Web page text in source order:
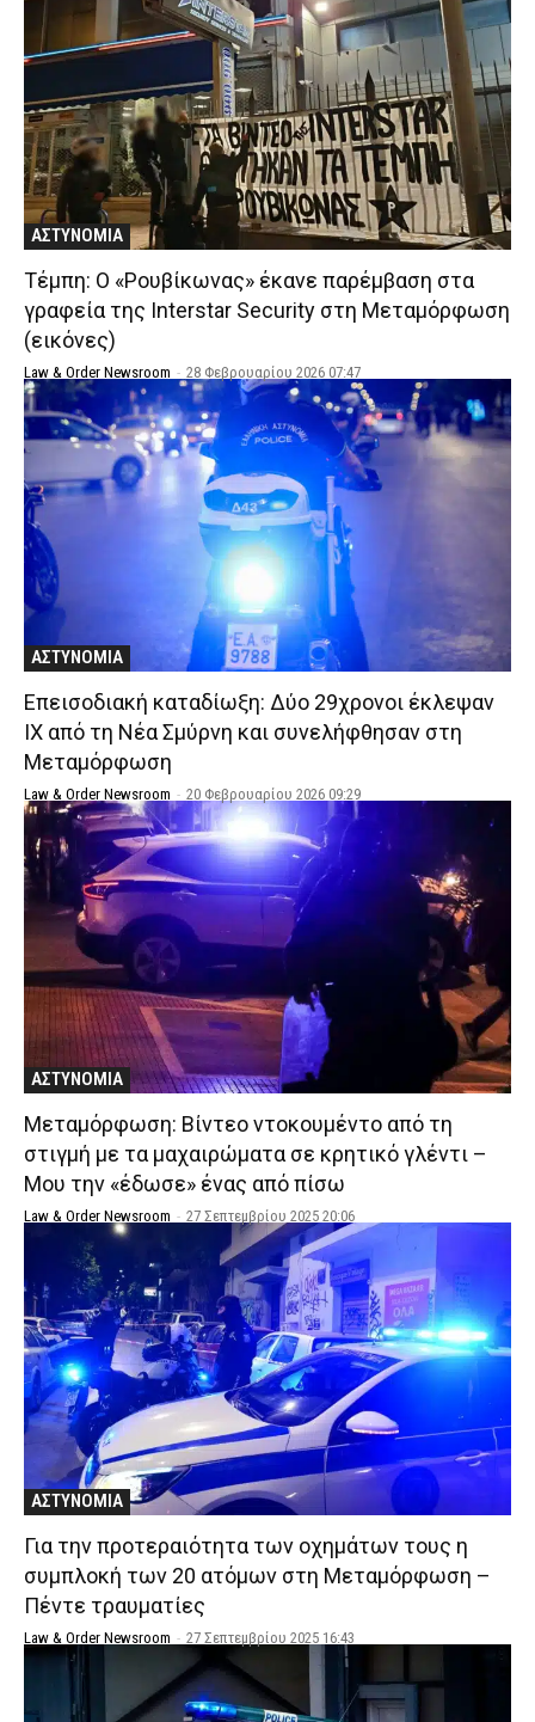
ΑΣΤΥΝΟΜΙΑ
Τέμπη: O «Ρουβίκωνας» έκανε παρέμβαση στα
γραφεία της Interstar Security στη Μεταμόρφωση
(εικόνες)
Law & Order Newsroom - 28 Φεβρουαρίου 2026 07:47
ΑΣΤΥΝΟΜΙΑ
Επεισοδιακή καταδίωξη: Δύο 29χρονοι έκλεψαν
ΙΧ από τη Νέα Σμύρνη και συνελήφθησαν στη
Μεταμόρφωση
Law & Order Newsroom - 20 Φεβρουαρίου 2026 09:29
ΑΣΤΥΝΟΜΙΑ
Μεταμόρφωση: Βίντεο ντοκουμέντο από τη
στιγμή με τα μαχαιρώματα σε κρητικό γλέντι –
Μου την «έδωσε» ένας από πίσω
Law & Order Newsroom - 27 Σεπτεμβρίου 2025 20:06
ΑΣΤΥΝΟΜΙΑ
Για την προτεραιότητα των οχημάτων τους η
συμπλοκή των 20 ατόμων στη Μεταμόρφωση –
Πέντε τραυματίες
Law & Order Newsroom - 27 Σεπτεμβρίου 2025 16:43